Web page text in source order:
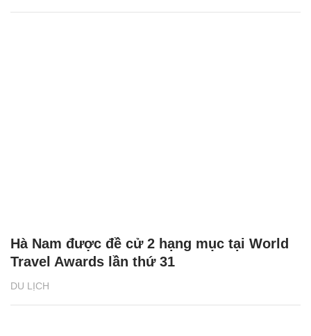
DU LỊCH
Hà Nam được đề cử 2 hạng mục tại World
Travel Awards lần thứ 31